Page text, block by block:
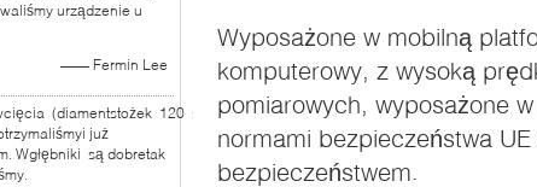
urządzenie u
—— Fermin Lee
(diamentstożek 120 stopni).
już
Wgłębniki są dobretak
Wyposażone w mobilną
komputerowy, z wysoką
pomiarowych, wyposażone
normami bezpieczeństwa
bezpieczeństwem.